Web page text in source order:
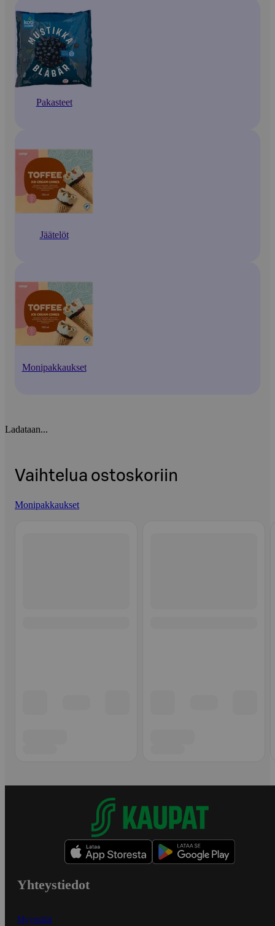
Pakasteet
Jäätelöt
Monipakkaukset
Ladataan...
Vaihtelua ostoskoriin
Monipakkaukset
Yhteystiedot
Myymälät